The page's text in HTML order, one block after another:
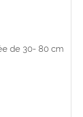
de 30- 80 cm